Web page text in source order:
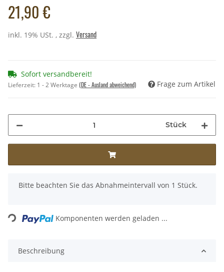
21,90 €
inkl. 19% USt. , zzgl. Versand
Sofort versandbereit!
Lieferzeit: 1 - 2 Werktage (DE - Ausland abweichend) Frage zum Artikel
Stück
x
Bitte beachten Sie das Abnahmeintervall von 1 Stück.
Loading... Komponenten werden geladen ...
Beschreibung